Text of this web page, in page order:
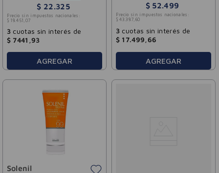
$ 22.325
Precio sin impuestos nacionales:
$ 18 .451 07
3 cuotas sin interés de
$ 7441 ,93
AGREGAR
$ 52.499
Precio sin impuestos nacionales:
$ 43 .387 60
3 cuotas sin interés de
$ 17.499 66
AGREGAR
Solenil